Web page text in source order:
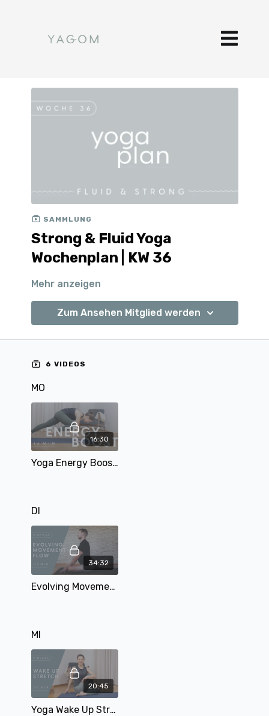
SAMMLUNG
Strong & Fluid Yoga
Wochenplan | KW 36
Mehr anzeigen
Zum Ansehen Mitglied werden
6 VIDEOS
MO
16:30
Yoga Energy Boost - Körper stärken - Kraft und Motivation tanken | 16 Min
DI
34:32
Evolving Movement Flow | 35 Min | mit Tobi
MI
20:45
Yoga Wake Up Stretch | Morgenroutine | 20 Min | mit Alina